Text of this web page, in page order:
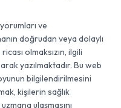
ve
doğrudan veya dolaylı
olmaksızın, ilgili
yazılmaktadır. Bu web
bilgilendirilmesini
kişilerin sağlık
ulaşmasını